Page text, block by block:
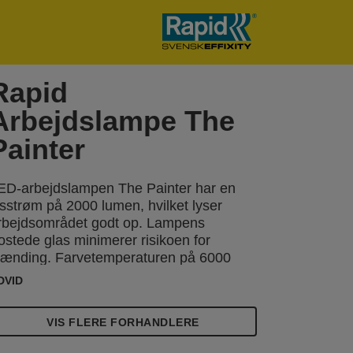
The
arbejdslampen The Painter har en
på 2000 lumen, hvilket lyser
godt op. Lampens
glas minimerer risikoen for
Farvetemperaturen på 6000
er ideel til malerarbejde og
farverne vil se ud i naturligt lys.
ved maling og tapetsering er også
VIS FLERE FORHANDLERE